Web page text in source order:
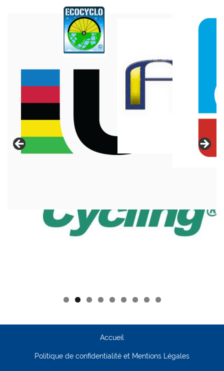
Accueil
Politique de confidentialité et Mentions Légales